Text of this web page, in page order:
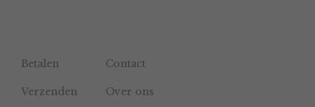
Betalen Contact
Verzenden Over ons